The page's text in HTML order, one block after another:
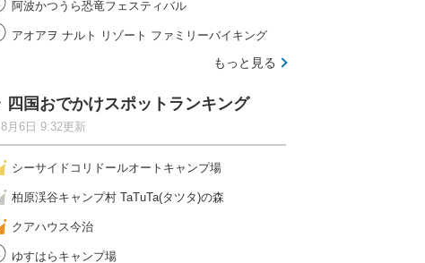
阿波かつうら恐竜フェスティバル
アオアヲ ナルト リゾート ファミリーバイキング
もっと見る
四国おでかけスポットランキング
8月6日 9:32更新
シーサイドコリドールオートキャンプ場
柏原渓谷キャンプ村 TaTuTa(タツタ)の森
クアハウス今治
ゆすはらキャンプ場